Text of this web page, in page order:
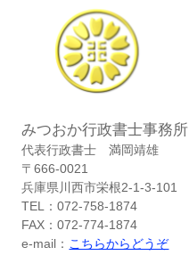
みつおか行政書士事務所
代表行政書士 満岡靖雄
〒666-0021
兵庫県川西市栄根2-1-3-101
TEL：072-758-1874
FAX：072-774-1874
e-mail： こちらからどうぞ